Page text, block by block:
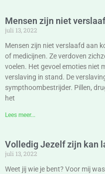
Mensen zijn niet
juli 13, 2022
Mensen zijn niet verslaafd aan
of medicijnen. Ze verdoven
voelen. Het gevoel emoties niet
verslaving in stand. De
sympthoombestrijder. Pillen,
het
Lees meer...
Volledig Jezelf zijn kan
juli 13, 2022
Weet jij wie je bent? Voor mij